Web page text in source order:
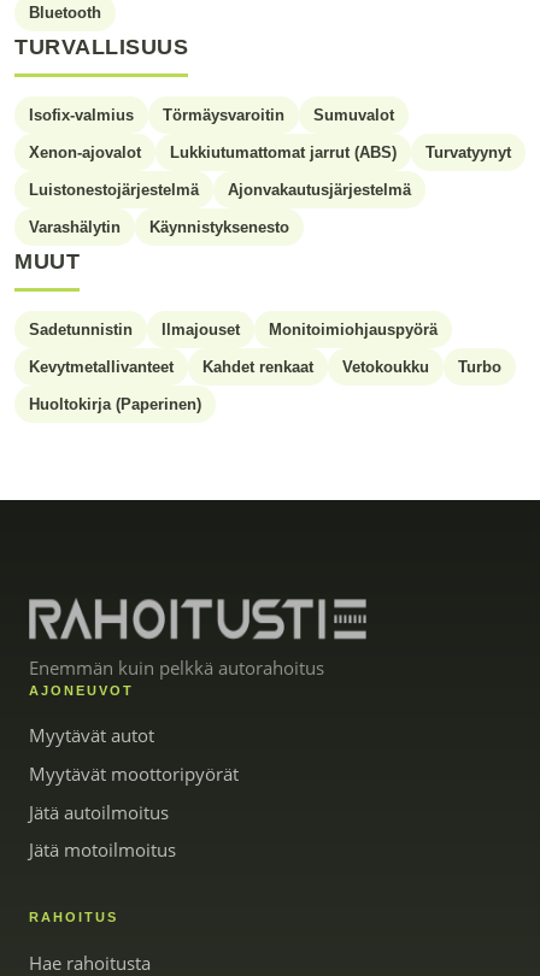
Bluetooth
TURVALLISUUS
Isofix-valmius Törmäysvaroitin Sumuvalot
Xenon-ajovalot Lukkiutumattomat jarrut (ABS) Turvatyynyt
Luistonestojärjestelmä Ajonvakautusjärjestelmä
Varashälytin Käynnistyksenesto
MUUT
Sadetunnistin Ilmajouset Monitoimiohjauspyörä
Kevytmetallivanteet Kahdet renkaat Vetokoukku Turbo
Huoltokirja (Paperinen)
Enemmän kuin pelkkä autorahoitus
AJONEUVOT
Myytävät autot
Myytävät moottoripyörät
Jätä autoilmoitus
Jätä motoilmoitus
RAHOITUS
Hae rahoitusta